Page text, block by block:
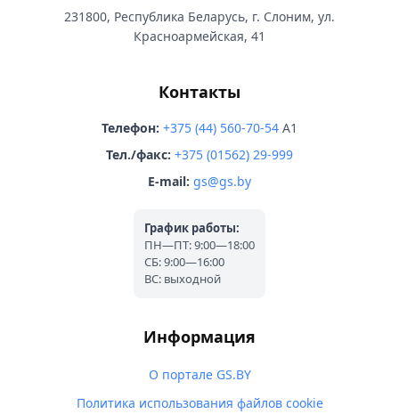
231800, Республика Беларусь, г. Слоним, ул.
Красноармейская, 41
Контакты
Телефон: +375 (44) 560-70-54 A1
Тел./факс: +375 (01562) 29-999
E-mail: gs@gs.by
График работы:
ПН—ПТ: 9:00—18:00
СБ: 9:00—16:00
ВС: выходной
Информация
О портале GS.BY
Политика использования файлов cookie